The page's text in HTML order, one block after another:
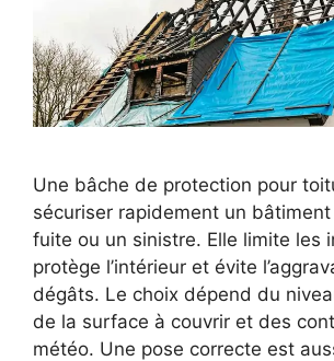
Une bâche de protection pour
sécuriser rapidement un
fuite ou un sinistre. Elle limite les
protège l’intérieur et évite
dégâts. Le choix dépend du
de la surface à couvrir et des
météo. Une pose correcte est